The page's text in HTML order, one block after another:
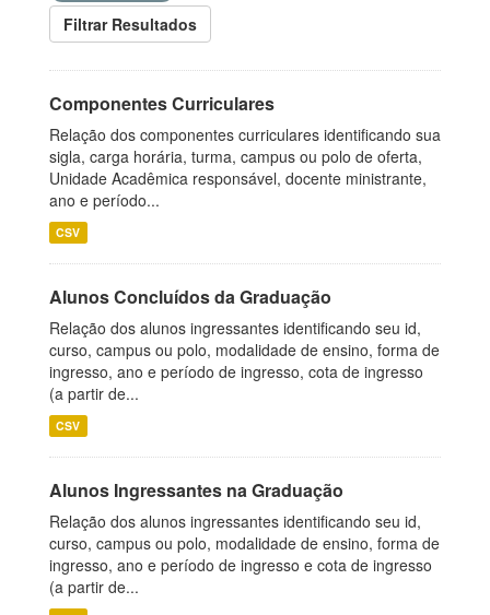
Filtrar Resultados
Componentes Curriculares
Relação dos componentes curriculares identificando sua
sigla, carga horária, turma, campus ou polo de oferta,
Unidade Acadêmica responsável, docente ministrante,
ano e período...
CSV
Alunos Concluídos da Graduação
Relação dos alunos ingressantes identificando seu id,
curso, campus ou polo, modalidade de ensino, forma de
ingresso, ano e período de ingresso, cota de ingresso
(a partir de...
CSV
Alunos Ingressantes na Graduação
Relação dos alunos ingressantes identificando seu id,
curso, campus ou polo, modalidade de ensino, forma de
ingresso, ano e período de ingresso e cota de ingresso
(a partir de...